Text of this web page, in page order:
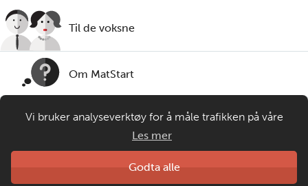
Til de voksne
Om MatStart
Kontakt oss
Copyright © 2026
Laget av
Matprat
Vi bruker analyseverktøy for å måle trafikken på våre
nettsider. Informasjonskapsler plasseres i din nettleser og
gir oss grunnlag for videreutvikling og drift av våre
tjenester. Om du velger å bruke matprat.no blir
anonymisert brukerdata samlet inn, men ingen
Les mer
Godta alle